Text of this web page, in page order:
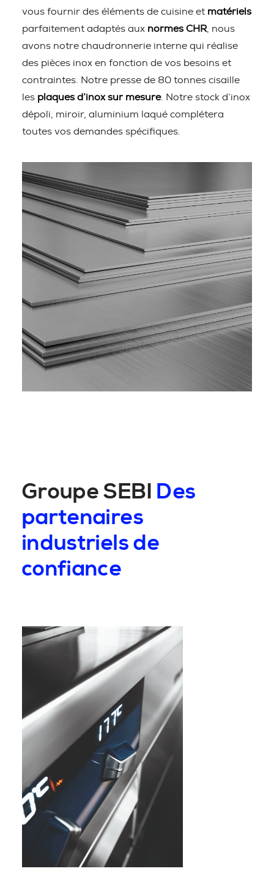
vous fournir des éléments de cuisine et matériels
parfaitement adaptés aux normes CHR , nous
avons notre chaudronnerie interne qui réalise
des pièces inox en fonction de vos besoins et
contraintes. Notre presse de 80 tonnes cisaille
les plaques d’inox sur mesure. Notre stock d’inox
dépoli, miroir, aluminium laqué complétera
toutes vos demandes spécifiques.
Groupe SEBI Des
partenaires
industriels de
confiance